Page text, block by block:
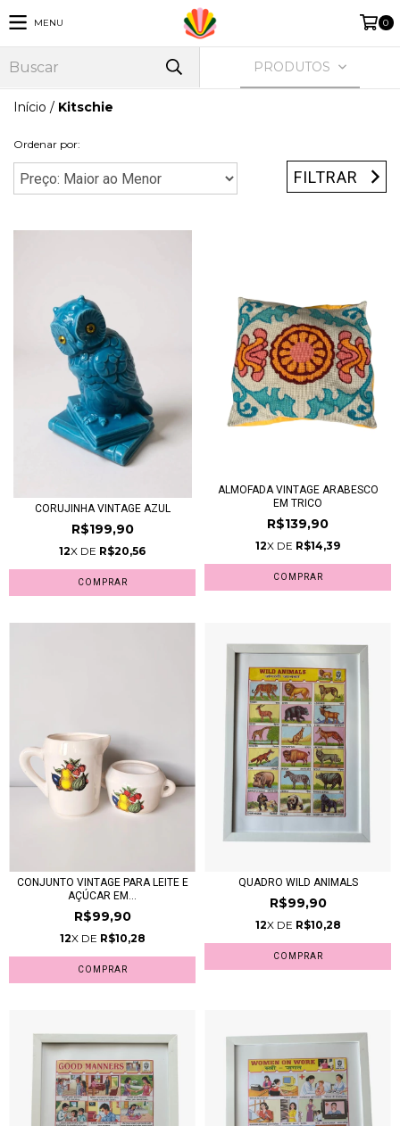
MENU 0
PRODUTOS
Início / Kitschie
Ordenar por:
FILTRAR
CORUJINHA VINTAGE AZUL
R$199,90
12X DE R$20,56
ALMOFADA VINTAGE ARABESCO
EM TRICO
R$139,90
12X DE R$14,39
CONJUNTO VINTAGE PARA LEITE E
AÇÚCAR EM...
R$99,90
12X DE R$10,28
QUADRO WILD ANIMALS
R$99,90
12X DE R$10,28